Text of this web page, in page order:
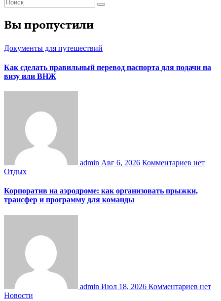
Вы пропустили
Документы для путешествий
Как сделать правильный перевод паспорта для подачи на
визу или ВНЖ
admin Авг 6, 2026 Комментариев нет
Отдых
Корпоратив на аэродроме: как организовать прыжки,
трансфер и программу для команды
admin Июл 18, 2026 Комментариев нет
Новости